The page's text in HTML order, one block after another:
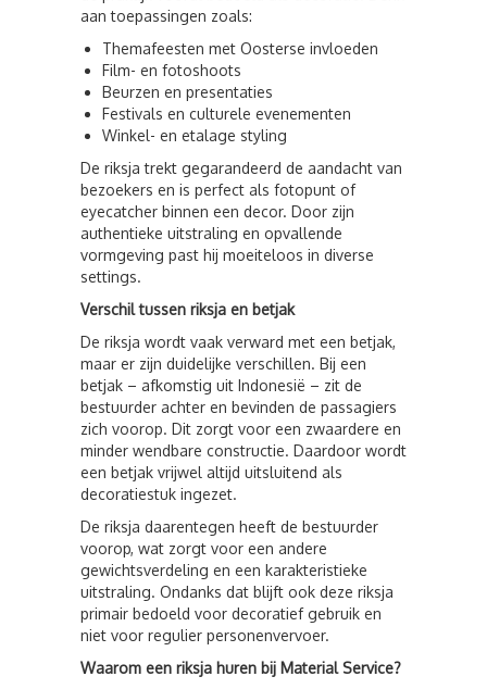
aan toepassingen zoals:
Themafeesten met Oosterse invloeden
Film- en fotoshoots
Beurzen en presentaties
Festivals en culturele evenementen
Winkel- en etalage styling
De riksja trekt gegarandeerd de aandacht van
bezoekers en is perfect als fotopunt of
eyecatcher binnen een decor. Door zijn
authentieke uitstraling en opvallende
vormgeving past hij moeiteloos in diverse
settings.
Verschil tussen riksja en betjak
De riksja wordt vaak verward met een betjak,
maar er zijn duidelijke verschillen. Bij een
betjak – afkomstig uit Indonesië – zit de
bestuurder achter en bevinden de passagiers
zich voorop. Dit zorgt voor een zwaardere en
minder wendbare constructie. Daardoor wordt
een betjak vrijwel altijd uitsluitend als
decoratiestuk ingezet.
De riksja daarentegen heeft de bestuurder
voorop, wat zorgt voor een andere
gewichtsverdeling en een karakteristieke
uitstraling. Ondanks dat blijft ook deze riksja
primair bedoeld voor decoratief gebruik en
niet voor regulier personenvervoer.
Waarom een riksja huren bij Material Service?